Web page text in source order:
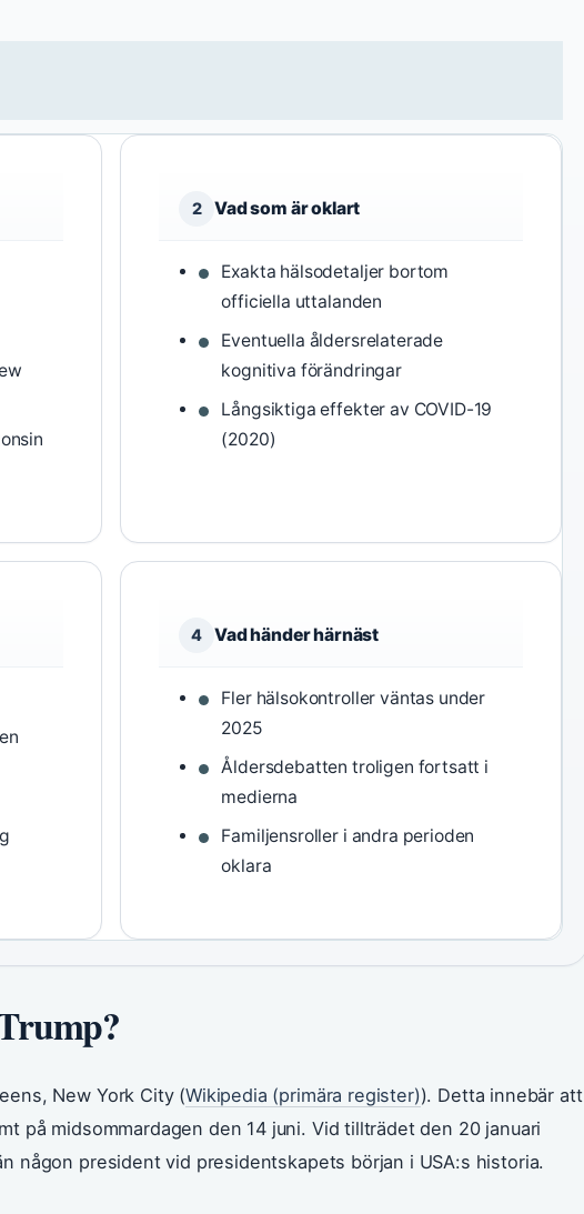
2 Vad som är oklart
Exakta hälsodetaljer bortom
officiella uttalanden
Eventuella åldersrelaterade
kognitiva förändringar
Långsiktiga effekter av COVID-19
(2020)
4 Vad händer härnäst
Fler hälsokontroller väntas under
2025
Åldersdebatten troligen fortsatt i
medierna
Familjensroller i andra perioden
oklara
New York City (Wikipedia (primära register)). Detta innebär att
på midsommardagen den 14 juni. Vid tillträdet den 20 januari
någon president vid presidentskapets början i USA:s historia.